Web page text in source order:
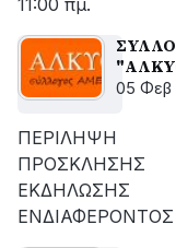
11:00 πμ.
05 Φεβ
ΠΕΡΙΛΗΨΗ
ΠΡΟΣΚΛΗΣΗΣ
ΕΚΔΗΛΩΣΗΣ
ΕΝΔΙΑΦΕΡΟΝΤΟΣ